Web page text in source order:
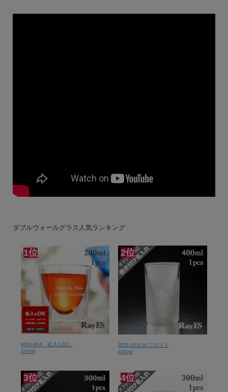
ダブルウォールグラス人気ランキング
1位
RDS-004 名入お試し
200ml
2位
RDS-002Lbf フロスト
400ml
3位 4位